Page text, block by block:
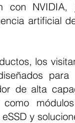
con
artificial
de alta
y